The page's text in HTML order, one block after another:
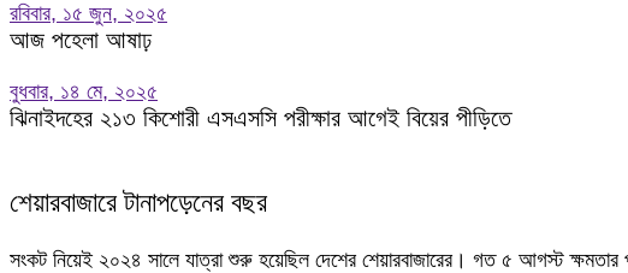
রবিবার, ১৫ জুন, ২০২৫
আজ পহেলা আষাঢ়
বুধবার, ১৪ মে, ২০২৫
ঝিনাইদহের ২১৩ কিশোরী এসএসসি পরীক্ষার আগেই বিয়ের পীড়িতে
শেয়ারবাজারে টানাপড়েনের বছর
সংকট নিয়েই ২০২৪ সালে যাত্রা শুরু হয়েছিল দেশের শেয়ারবাজারের। গত ৫ আগস্ট ক্ষমতার